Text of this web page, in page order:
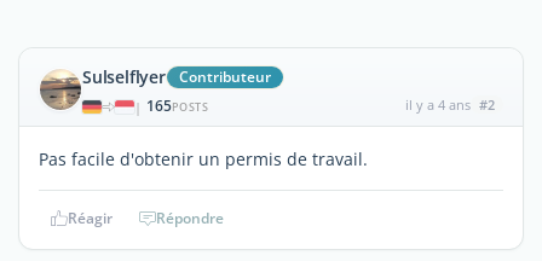
Sulselflyer Contributeur
| 165POSTS il y a 4 ans #2
Pas facile d'obtenir un permis de travail.
Réagir Répondre